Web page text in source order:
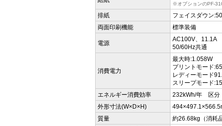
※オプションのPF-
排紙
フェイスダウン
両面印刷機能
標準装備
電源
AC100V、11.1A
50/60Hz共通
消費電力
最大時:1.058W
プリントモード
レディーモード
スリープモード
エネルギー消費効率
232kWh/年 区分
外形寸法(W×D×H)
質量
約26.68kg（消耗